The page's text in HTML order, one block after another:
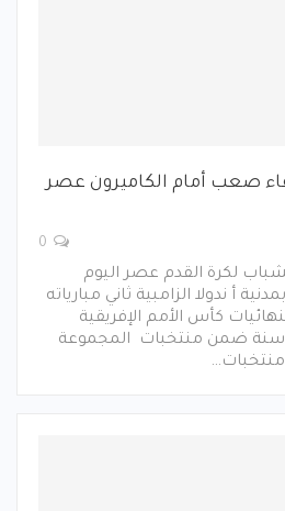
صعب أمام الكاميرون عصر
لكرة القدم عصر اليوم
أ ندولا الزامبية ثاني مبارياته
كأس الأمم الإفريقية
تحت سن (20) سنة ضمن منتخبات المجموعة
منتخبات…